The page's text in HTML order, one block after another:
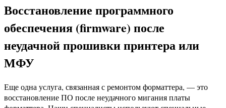
Восстановление программного
обеспечения (firmware) после
неудачной прошивки принтера или
МФУ
Еще одна услуга, связанная с ремонтом форматтера, — это
восстановление ПО после неудачного мигания платы